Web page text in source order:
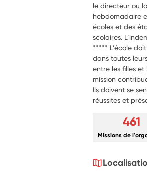
le directeur ou
hebdomadaire
écoles et des
scolaires.
***** L’école
dans toutes
entre les filles
mission
Ils doivent se
réussites et
461
Missions de